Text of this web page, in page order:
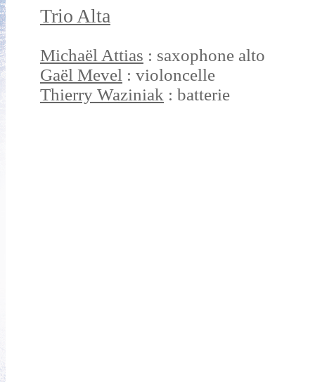
Trio Alta
Michaël Attias : saxophone alto
Gaël Mevel : violoncelle
Thierry Waziniak : batterie